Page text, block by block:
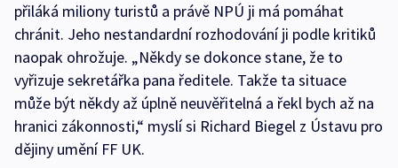
přiláká miliony turistů a právě NPÚ ji má pomáhat
chránit. Jeho nestandardní rozhodování ji podle kritiků
naopak ohrožuje. „Někdy se dokonce stane, že to
vyřizuje sekretářka pana ředitele. Takže ta situace
může být někdy až úplně neuvěřitelná a řekl bych až na
hranici zákonnosti,“ myslí si Richard Biegel z Ústavu pro
dějiny umění FF UK.